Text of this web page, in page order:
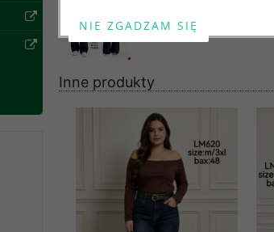
Inne produkty
Od 25 maja 2018 roku
kwietnia 2016 r. w sprawie
swobodnego przepływu takich
przetwarzaniu Twoich danych
Potrzebujemy na to Twojej zgody.
Jeżeli klikniesz przycisk „Przejdź
Sp. z o.o.
Wyrażenie zgody jest dobrowolne.
wpływa na zgodność z prawem